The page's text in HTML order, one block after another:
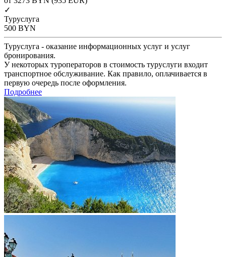
✓
Туруслуга
500 BYN
Туруслуга - оказание информационных услуг и услуг
бронирования.
У некоторых туроператоров в стоимость туруслуги входит
транспортное обслуживание. Как правило, оплачивается в
первую очередь после оформления.
Подробнее